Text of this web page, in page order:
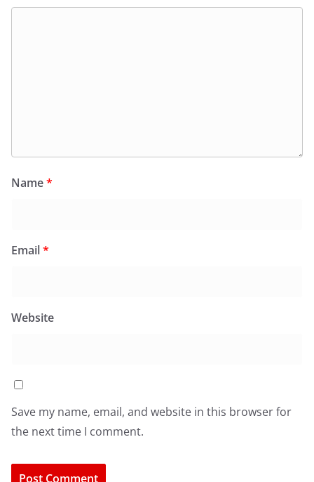
Name*
Email*
Website
Save my name, email, and website in this browser for
the next time I comment.